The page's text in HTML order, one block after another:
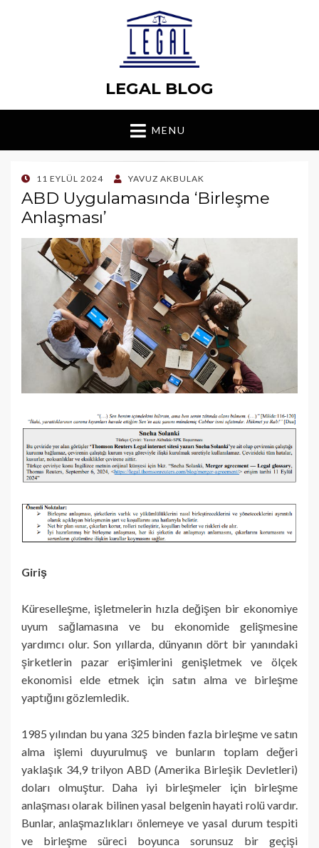
LEGAL BLOG
MENU
POSTED
ON
11 EYLÜL 2024 YAVUZ AKBULAK
ABD Uygulamasında ‘Birleşme
Anlaşması’
Giriş
Küreselleşme, işletmelerin hızla değişen bir ekonomiye
uyum sağlamasına ve bu ekonomide gelişmesine
yardımcı olur. Son yıllarda, dünyanın dört bir yanındaki
şirketlerin pazar erişimlerini genişletmek ve ölçek
ekonomisi elde etmek için satın alma ve birleşme
yaptığını gözlemledik.
1985 yılından bu yana 325 binden fazla birleşme ve satın
alma işlemi duyurulmuş ve bunların toplam değeri
yaklaşık 34,9 trilyon ABD (Amerika Birleşik Devletleri)
doları olmuştur. Daha iyi birleşmeler için birleşme
anlaşması olarak bilinen yasal belgenin hayati rolü vardır.
Bunlar, anlaşmazlıkları önlemeye ve yasal durum tespiti
ve birleşme süreci boyunca sorunsuz bir geçişi